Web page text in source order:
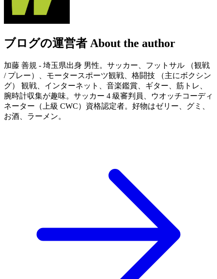
ブログの運営者 About the author
加藤 善規 - 埼玉県出身 男性。サッカー、フットサル （観戦
/ プレー）、モータースポーツ観戦、格闘技 （主にボクシン
グ） 観戦、インターネット、音楽鑑賞、ギター、筋トレ、
腕時計収集が趣味。サッカー 4 級審判員、ウオッチコーディ
ネーター（上級 CWC）資格認定者。好物はゼリー、グミ、
お酒、ラーメン。